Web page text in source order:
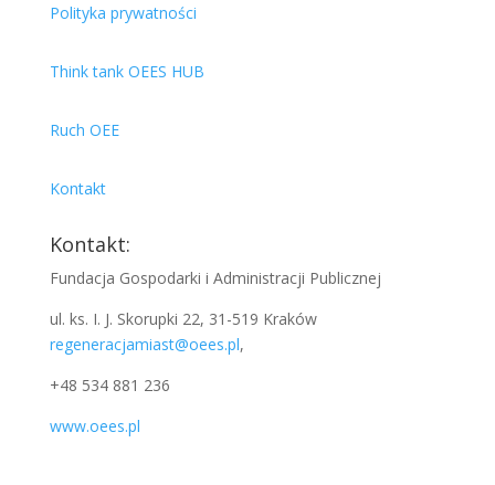
Polityka prywatności
Think tank OEES HUB
Ruch OEE
Kontakt
Kontakt:
Fundacja Gospodarki i Administracji Publicznej
ul. ks. I. J. Skorupki 22, 31-519 Kraków
regeneracjamiast@oees.pl,
+48 534 881 236
www.oees.pl